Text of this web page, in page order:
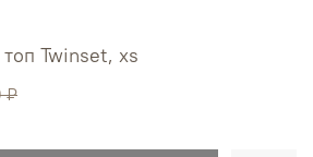
Twinset, xs
₽